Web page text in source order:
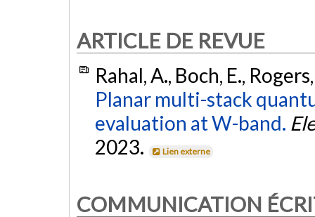
ARTICLE DE REVUE
Rahal, A., Boch, E.,
Planar multi-stack
evaluation at W-band.
2023.
Lien externe
COMMUNICATION